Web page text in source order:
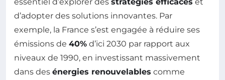
d’adopter des solutions innovantes. Par
exemple, la France s’est engagée à réduire ses
émissions de 40% d’ici 2030 par rapport aux
niveaux de 1990, en investissant massivement
dans des énergies renouvelables comme